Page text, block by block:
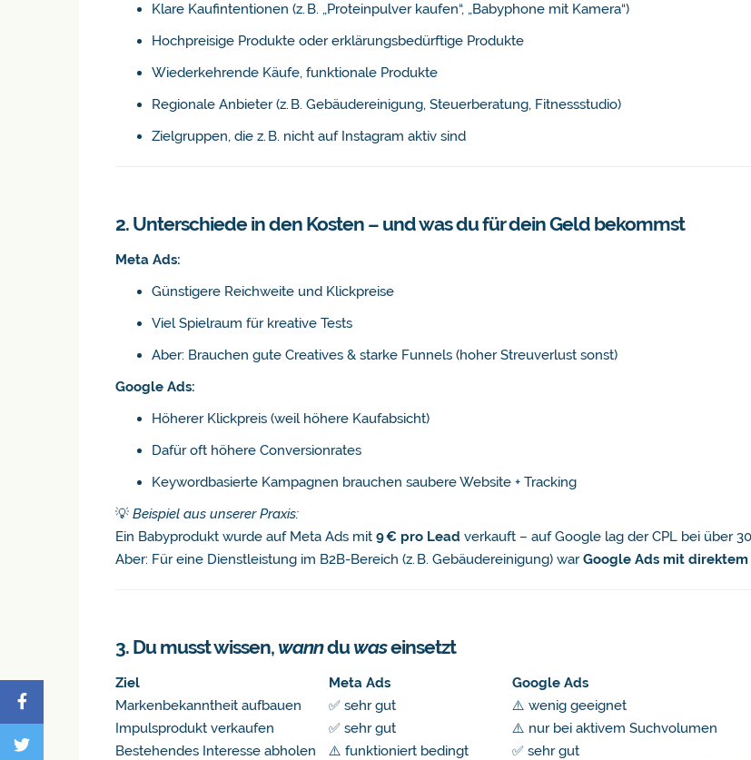
Klare Kaufintentionen (z. B. „Proteinpulver kaufen“, „Babyphone mit Kamera“)
Hochpreisige Produkte oder erklärungsbedürftige Produkte
Wiederkehrende Käufe, funktionale Produkte
Regionale Anbieter (z. B. Gebäudereinigung, Steuerberatung, Fitnessstudio)
Zielgruppen, die z. B. nicht auf Instagram aktiv sind
2. Unterschiede in den Kosten – und was du für dein Geld bekommst
Meta Ads:
Günstigere Reichweite und Klickpreise
Viel Spielraum für kreative Tests
Aber: Brauchen gute Creatives & starke Funnels (hoher Streuverlust sonst)
Google Ads:
Höherer Klickpreis (weil höhere Kaufabsicht)
Dafür oft höhere Conversionrates
Keywordbasierte Kampagnen brauchen saubere Website + Tracking
💡 Beispiel aus unserer Praxis:
Ein Babyprodukt wurde auf Meta Ads mit 9 € pro Lead verkauft – auf Google lag der CPL bei über
Aber: Für eine Dienstleistung im B2B-Bereich (z. B. Gebäudereinigung) warGoogle Ads mit
3. Du musst wissen, wannduwaseinsetzt
Ziel Meta Ads
Google Ads
Markenbekanntheit aufbauen
✅ sehr gut
⚠️ wenig geeignet
Impulsprodukt verkaufen
✅ sehr gut
⚠️ nur bei aktivem Suchvolumen
Bestehendes Interesse abholen
⚠️ funktioniert bedingt
✅ sehr gut